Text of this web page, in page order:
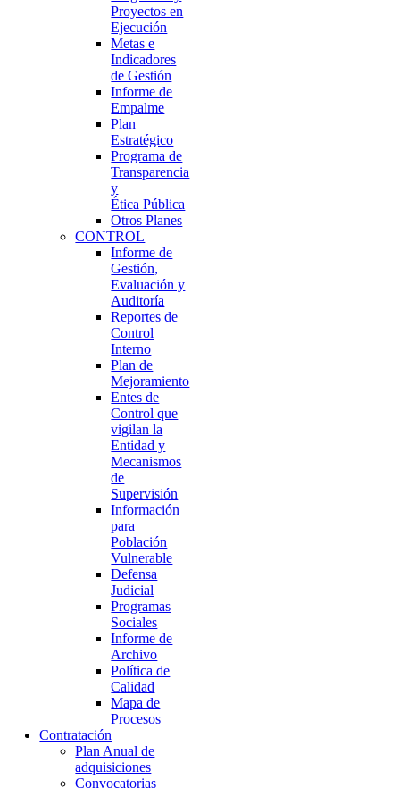
Proyectos en
Ejecución
Metas e
Indicadores
de Gestión
Informe de
Empalme
Plan
Estratégico
Programa de
Transparencia
y
Ética Pública
Otros Planes
CONTROL
Informe de
Gestión,
Evaluación y
Auditoría
Reportes de
Control
Interno
Plan de
Mejoramiento
Entes de
Control que
vigilan la
Entidad y
Mecanismos
de
Supervisión
Información
para
Población
Vulnerable
Defensa
Judicial
Programas
Sociales
Informe de
Archivo
Política de
Calidad
Mapa de
Procesos
Contratación
Plan Anual de
adquisiciones
Convocatorias